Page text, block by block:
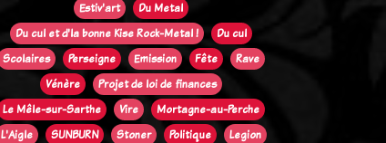
Estiv'art
Du Metal
Du cul et d'la bonne Kise Rock-Metal !
Du cul
Scolaires
Perseigne Emission Fête
Rave
Vénère
Projet de loi de finances
Le Mêle-sur-Sarthe
Vire
Mortagne-au-Perche
L'Aigle
SUNBURN Stoner Politique
Legion